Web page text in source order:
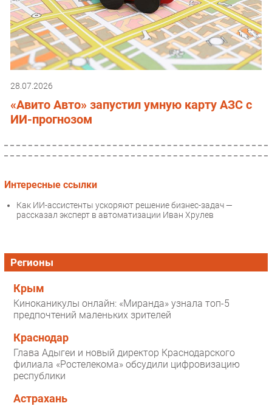
28.07.2026
«Авито Авто» запустил умную карту АЗС с
ИИ-прогнозом
Интересные ссылки
Как ИИ-ассистенты ускоряют решение бизнес-задач —
рассказал эксперт в автоматизации Иван Хрулев
Регионы
Крым
Киноканикулы онлайн: «Миранда» узнала топ-5
предпочтений маленьких зрителей
Краснодар
Глава Адыгеи и новый директор Краснодарского
филиала «Ростелекома» обсудили цифровизацию
республики
Астрахань